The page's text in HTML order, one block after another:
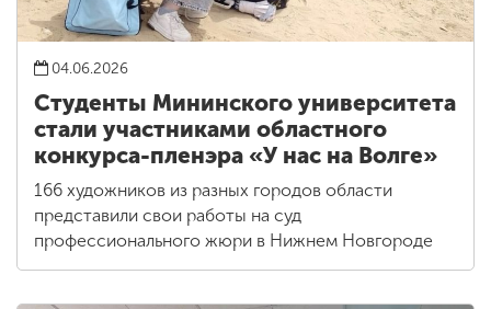
04.06.2026
Студенты Мининского университета
стали участниками областного
конкурса-пленэра «У нас на Волге»
166 художников из разных городов области
представили свои работы на суд
профессионального жюри в Нижнем Новгороде